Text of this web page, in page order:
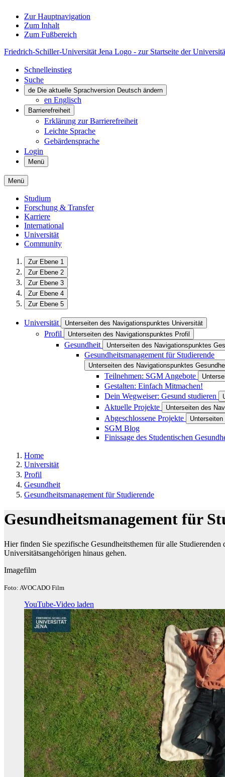
Zur Hauptnavigation
Zum Inhalt
Zum Fußbereich
Friedrich-Schiller-Universität Jena Logo - zur Startseite der
Schnelleinstieg
Suche
de Die aktuelle Sprachversion Deutsch ändern
en Englisch
Barrierefreiheit
Erklärung zur Barrierefreiheit
Leichte Sprache
Gebärdensprache
Login
Menü
Menü
Studium
Forschung & Transfer
Karriere
International
Universität
Community
Zur Ebene 1
Zur Ebene 2
Zur Ebene 3
Zur Ebene 4
Zur Ebene 5
Universität Unterseiten des Navigationspunktes Universität
Profil Unterseiten des Navigationspunktes Profil
Gesundheit Unterseiten des Navigationspunktes
Gesundheitsmanagement für Studierende
Unterseiten des Navigationspunktes
Teilnehmen: SGM Angebote
Gestalten: Einfach Mitmachen!
Dein Wegweiser: Gesund studieren
Aktuelle Projekte Unterseiten des
Abgeschlossene Projekte
SGM Blog
Finissage des Studentischen
Home
Universität
Profil
Gesundheit
Gesundheitsmanagement für Studierende
Gesundheitsmanagement für
Hier finden Sie spezifische Gesundheitsthemen für alle
Universitätsangehörigen hinaus gehen.
Imagefilm
Foto: AVOCADO Film
YouTube-Video laden